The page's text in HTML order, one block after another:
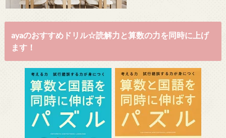
ayaのおすすめドリル☆読解力と算数の力を同時に上げ
ます！